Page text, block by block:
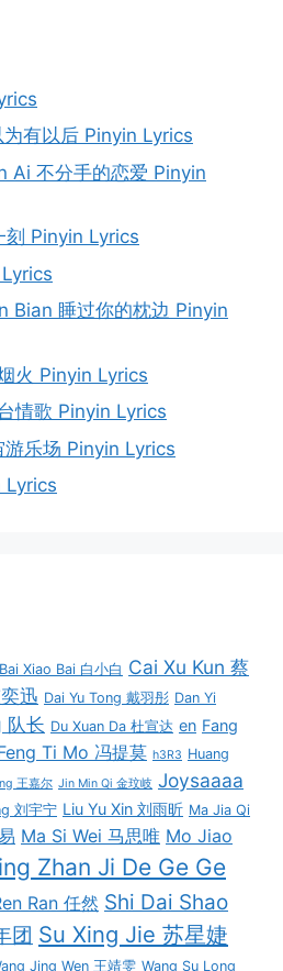
有以后 Pinyin Lyrics
Ai 不分手的恋爱 Pinyin
刻 Pinyin Lyrics
Bian 睡过你的枕边 Pinyin
火 Pinyin Lyrics
情歌 Pinyin Lyrics
乐场 Pinyin Lyrics
Lyrics
Bai Xiao Bai 白小白 Cai Xu Kun 蔡
迅 Dai Yu Tong 戴羽彤 Dan Yi
队长 Du Xuan Da 杜宣达 en Fang
Ti Mo 冯提莫 h3R3 Huang
王嘉尔 Jin Min Qi 金玟岐 Joysaaaa
刘宇宁 Liu Yu Xin 刘雨昕 Ma Jia Qi
Ma Si Wei 马思唯 Mo Jiao
Zhan Ji De Ge Ge
Ran 任然 Shi Dai Shao
团 Su Xing Jie 苏星婕
Jing Wen 王靖雯 Wang Su Long